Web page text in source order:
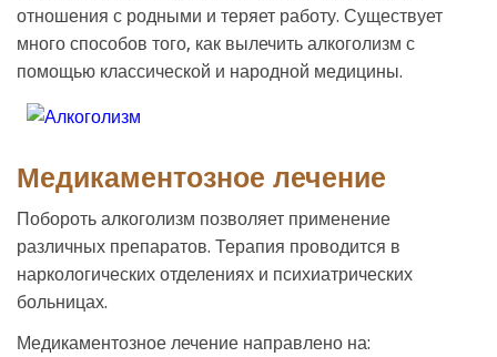
отношения с родными и теряет работу. Существует
много способов того, как вылечить алкоголизм с
помощью классической и народной медицины.
Медикаментозное лечение
Побороть алкоголизм позволяет применение
различных препаратов. Терапия проводится в
наркологических отделениях и психиатрических
больницах.
Медикаментозное лечение направлено на: